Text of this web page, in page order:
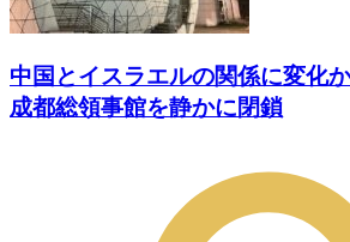
中国とイスラエルの関係に変
成都総領事館を静かに閉鎖